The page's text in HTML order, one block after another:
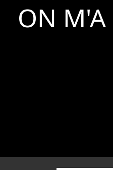
ON M'A